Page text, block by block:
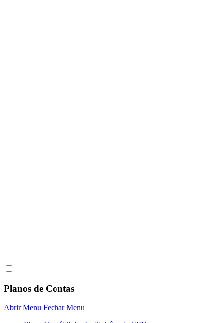
Planos de Contas
Abrir Menu Fechar Menu